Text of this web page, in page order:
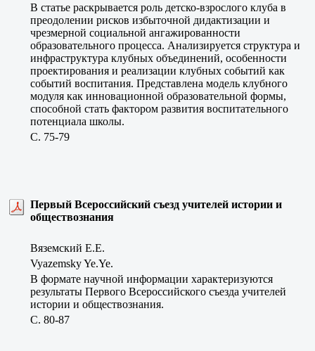
В статье раскрывается роль детско-взрослого клуба в
преодолении рисков избыточной дидактизации и
чрезмерной социальной ангажированности
образовательного процесса. Анализируется структура и
инфраструктура клубных объединений, особенности
проектирования и реализации клубных событий как
событий воспитания. Представлена модель клубного
модуля как инновационной образовательной формы,
способной стать фактором развития воспитательного
потенциала школы.
C. 75-79
Первый Всероссийский съезд учителей истории и
обществознания
Вяземский Е.Е.
Vyazemsky Ye.Ye.
В формате научной информации характеризуются
результаты Первого Всероссийского съезда учителей
истории и обществознания.
C. 80-87